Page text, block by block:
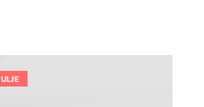
ULJE